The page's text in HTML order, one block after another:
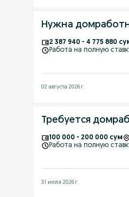
Нужна
2 387 940 - 4 775 880
Работа на полную
02 августа 2026 г.
Требуется
100 000 - 200 000 сум
Работа на полную
31 июля 2026 г.